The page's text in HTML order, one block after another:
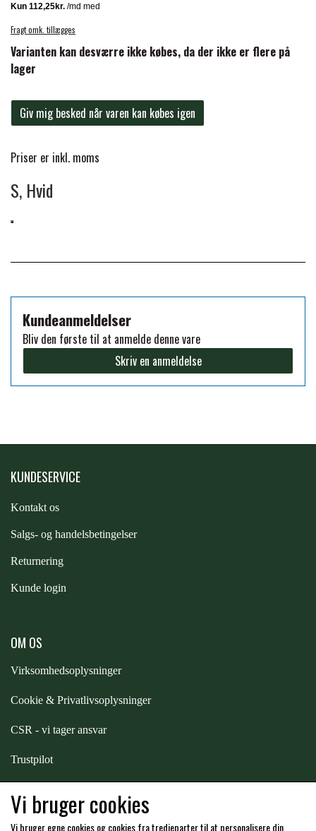
PREMIER EQUINE SADELUNDERLAG
PREMIER EQUINE PADS
PREMIER EQUINE BENBESKYTTELSE
PREMIER EQUINE TRANSPORT
PREMIER EQUINE RYTTER
HEVARI
JACKS
MUSTAD
NAF
PHARMACARE
STAR TACK
WALSH
Fragt omk. tillægges
Varianten kan desværre ikke købes, da der ikke er flere på
lager
Giv mig besked når varen kan købes igen
Priser er inkl. moms
S, Hvid
Kundeanmeldelser
Bliv den første til at anmelde denne vare
Skriv en anmeldelse
KUNDESERVICE
Kontakt os
Salgs- og handelsbetingelser
Returnering
Kunde login
OM OS
Virksomhedsoplysninger
Cookie & Privatlivsoplysninger
CSR - vi tager ansvar
Trustpilot
Vi bruger cookies
Vi bruger egne cookies og cookies fra tredjeparter til at personalisere din